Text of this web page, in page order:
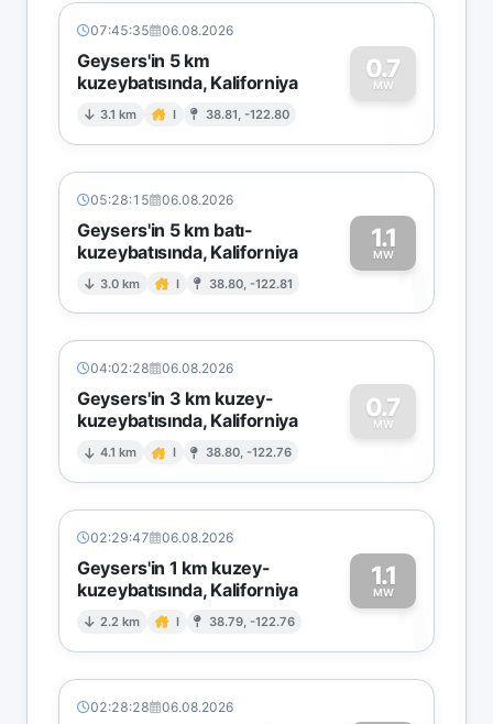
07:45:35 06.08.2026
Geysers'in 5 km
kuzeybatısında, Kaliforniya
3.1 km I 38.81, -122.80
0.7
MW
0
05:28:15 06.08.2026
Geysers'in 5 km batı-
kuzeybatısında, Kaliforniya
3.0 km I 38.80, -122.81
1.1
MW1
04:02:28 06.08.2026
Geysers'in 3 km kuzey-
kuzeybatısında, Kaliforniya
4.1 km I 38.80, -122.76
0.7
MW
0
02:29:47 06.08.2026
Geysers'in 1 km kuzey-
kuzeybatısında, Kaliforniya
2.2 km I 38.79, -122.76
1.1
MW1
02:28:28 06.08.2026